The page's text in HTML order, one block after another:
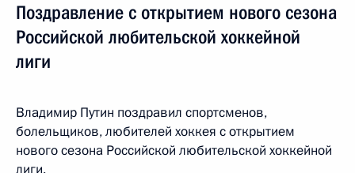
Поздравление с открытием нового сезона
Российской любительской хоккейной
лиги
Владимир Путин поздравил спортсменов,
болельщиков, любителей хоккея с открытием
нового сезона Российской любительской хоккейной